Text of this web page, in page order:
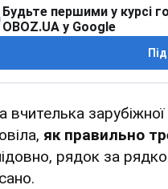
Будьте першими у курсі
OBOZ.UA у Google
вчителька
як правильно
рядок за